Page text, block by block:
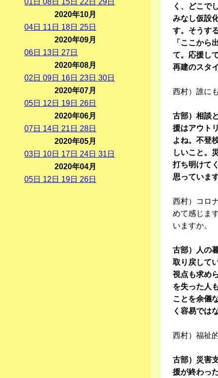
く、どこで
みなし仮設
す。そうす
「ここから
て。応援し
再建のスタ
西村）誰に
古部）相談
援はアウト
よね。不登
しいこと。
打ち明けて
思っていま
西村）コロ
めて感じま
いますか。
古部）人の
取り戻して
視点も求め
を失った人
ことを余儀
く容易では
西村）福祉
古部）災害
援が終わっ
01 日 08日 15日 22 日 29日
2020年10月
04日 11 日 18日 25日
2020年09月
06日 13日 27日
2020年08月
02 日 09日 16日 23日 30日
2020年07月
05日 12 日 19日 26日
2020年06月
07日 14日 21 日 28日
2020年05月
03日 10日 17日 24日 31 日
2020年04月
05日 12 日 19日 26日